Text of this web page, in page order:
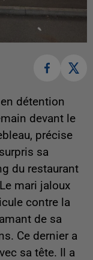
détention
devant le
précise
sa
du restaurant
mari jaloux
contre la
de sa
Ce dernier a
sa tête. Il a